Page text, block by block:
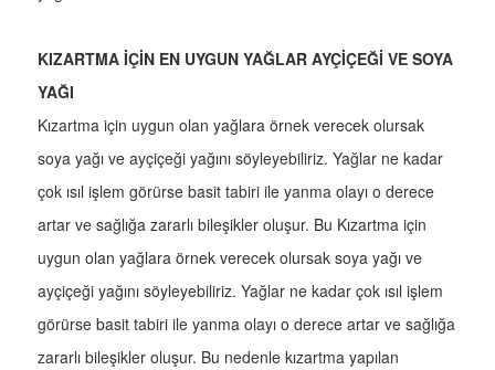
KIZARTMA İÇİN EN UYGUN YAĞLAR AYÇİÇEĞİ VE SOYA
YAĞI
Kızartma için uygun olan yağlara örnek verecek olursak
soya yağı ve ayçiçeği yağını söyleyebiliriz. Yağlar ne kadar
çok ısıl işlem görürse basit tabiri ile yanma olayı o derece
artar ve sağlığa zararlı bileşikler oluşur. Bu Kızartma için
uygun olan yağlara örnek verecek olursak soya yağı ve
ayçiçeği yağını söyleyebiliriz. Yağlar ne kadar çok ısıl işlem
görürse basit tabiri ile yanma olayı o derece artar ve sağlığa
zararlı bileşikler oluşur. Bu nedenle kızartma yapılan